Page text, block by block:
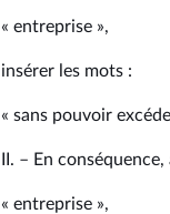
« entreprise »,
insérer les mots :
« sans pouvoir
II. – En
« entreprise »,